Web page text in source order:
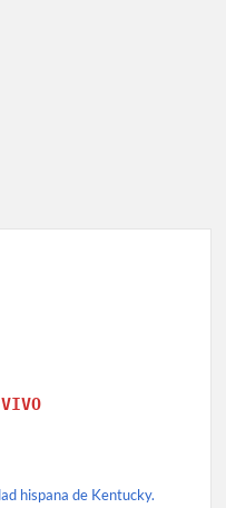
hispana de Kentucky.